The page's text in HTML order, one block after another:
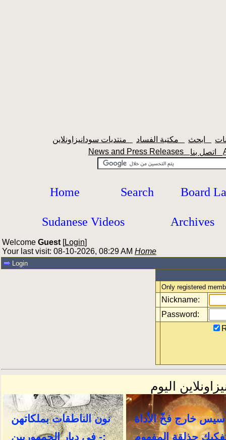
News and Press Releases
Home Search Board
Sudanese Videos Archives
Welcome Guest [Login]
Your last visit: 08-10-2026, 08:29 AM Home
Login
Only registered
Nickname:
Password: